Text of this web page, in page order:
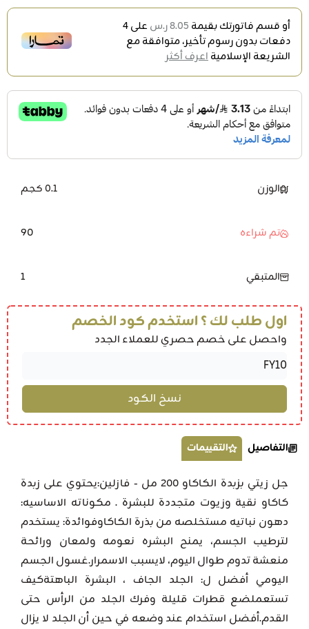
أو قسم فاتورتك بقيمة 8.05 ر.س على4
دفعات بدون رسوم تأخير، متوافقة مع
الشريعة الإسلاميةاعرف أكثر
الوزن 0.1 كجم
تم شراءه 90
المتبقي 1
اول طلب لك ؟ استخدم كود الخصم
واحصل على خصم حصري للعملاء الجدد
التفاصيل التقييمات
جل زيتي بزبدة الكاكاو 200 مل - فازلين:يحتوي على زبدة
كاكاو نقية وزيوت متجددة للبشرة . مكوناته الاساسيه:
دهون نباتيه مستخلصه من بذرة الكاكاوفوائدة: يستخدم
لترطيب الجسم، يمنح البشره نعومه ولمعان ورائحة
منعشة تدوم طوال اليوم، لايسبب الاسمرار.غسول الجسم
اليومي أفضل ل: الجلد الجاف ، البشرة الباهتةكيف
تستعملضع قطرات قليلة وفرك الجلد من الرأس حتى
القدم.أفضل استخدام عند وضعه في حين أن الجلد لا يزال